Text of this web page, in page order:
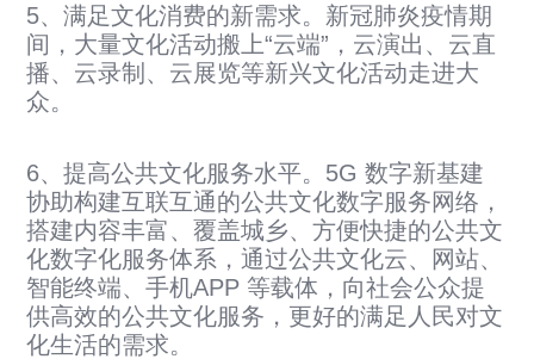
5、满足文化消费的新需求。新冠肺炎疫情期
间，大量文化活动搬上“云端”，云演出、云直
播、云录制、云展览等新兴文化活动走进大
众。
6、提高公共文化服务水平。5G 数字新基建
协助构建互联互通的公共文化数字服务网络，
搭建内容丰富、覆盖城乡、方便快捷的公共文
化数字化服务体系，通过公共文化云、网站、
智能终端、手机APP 等载体，向社会公众提
供高效的公共文化服务，更好的满足人民对文
化生活的需求。